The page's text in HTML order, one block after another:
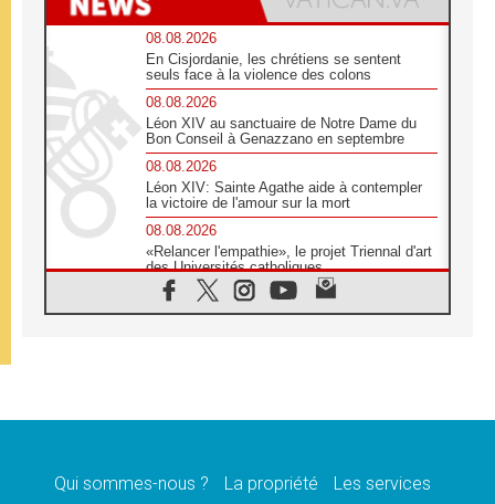
08.08.2026
En Cisjordanie, les chrétiens se sentent
seuls face à la violence des colons
08.08.2026
Léon XIV au sanctuaire de Notre Dame du
Bon Conseil à Genazzano en septembre
08.08.2026
Léon XIV: Sainte Agathe aide à contempler
la victoire de l'amour sur la mort
08.08.2026
«Relancer l'empathie», le projet Triennal d'art
des Universités catholiques
08.08.2026
Signis 2026, donner la parole aux religieuses
07.08.2026
07.08.2026
Qui sommes-nous ? La propriété Les services